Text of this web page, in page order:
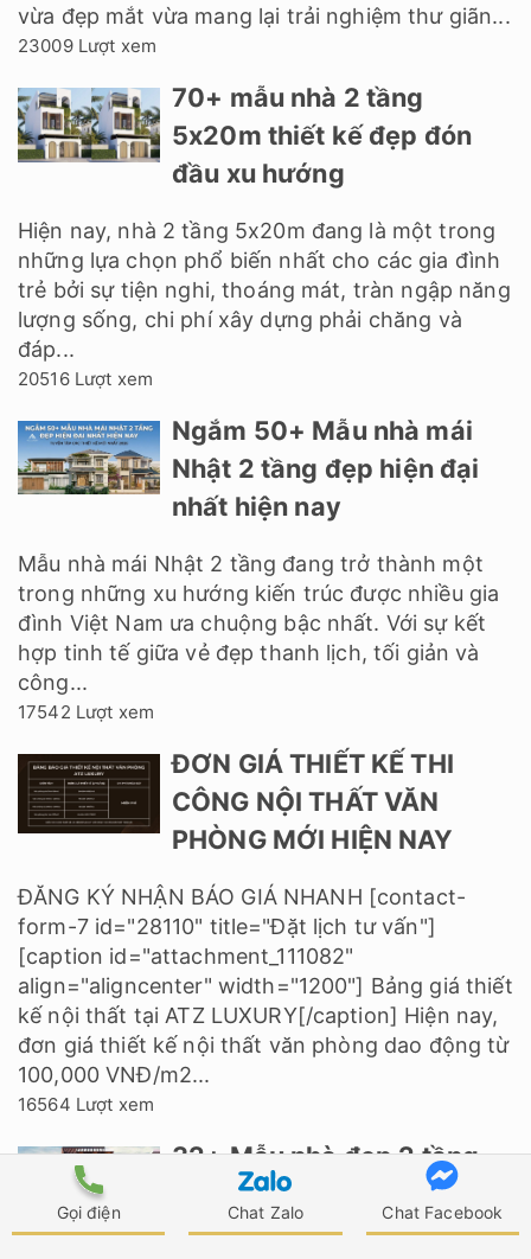
Gọi điện Chat Zalo Chat Facebook
vừa đẹp mắt vừa mang lại trải nghiệm thư giãn...
23009 Lượt xem
70+ mẫu nhà 2 tầng
5x20m thiết kế đẹp đón
đầu xu hướng
Hiện nay, nhà 2 tầng 5x20m đang là một trong
những lựa chọn phổ biến nhất cho các gia đình
trẻ bởi sự tiện nghi, thoáng mát, tràn ngập năng
lượng sống, chi phí xây dựng phải chăng và
đáp...
20516 Lượt xem
Ngắm 50+ Mẫu nhà mái
Nhật 2 tầng đẹp hiện đại
nhất hiện nay
Mẫu nhà mái Nhật 2 tầng đang trở thành một
trong những xu hướng kiến trúc được nhiều gia
đình Việt Nam ưa chuộng bậc nhất. Với sự kết
hợp tinh tế giữa vẻ đẹp thanh lịch, tối giản và
công...
17542 Lượt xem
ĐƠN GIÁ THIẾT KẾ THI
CÔNG NỘI THẤT VĂN
PHÒNG MỚI HIỆN NAY
ĐĂNG KÝ NHẬN BÁO GIÁ NHANH [contact-
form-7 id="28110" title="Đặt lịch tư vấn"]
[caption id="attachment_111082"
align="aligncenter" width="1200"] Bảng giá thiết
kế nội thất tại ATZ LUXURY[/caption] Hiện nay,
đơn giá thiết kế nội thất văn phòng dao động từ
100,000 VNĐ/m2...
16564 Lượt xem
32+ Mẫu nhà đẹp 2 tầng
ngang 4m theo xu hướng
2026